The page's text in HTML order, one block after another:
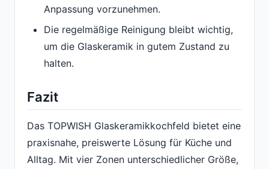
Anpassung vorzunehmen.
Die regelmäßige Reinigung bleibt wichtig,
um die Glaskeramik in gutem Zustand zu
halten.
Fazit
Das TOPWISH Glaskeramikkochfeld bietet eine
praxisnahe, preiswerte Lösung für Küche und
Alltag. Mit vier Zonen unterschiedlicher Größe,